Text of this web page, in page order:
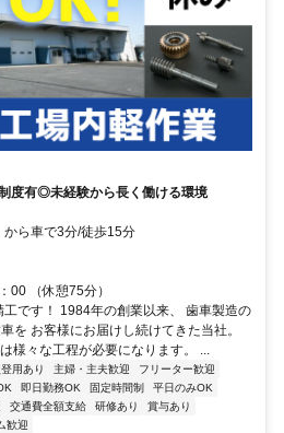
度有◎未経験から長く働ける環境
ら車で3分/徒歩15分
00 （休憩75分）
です！ 1984年の創業以来、 歯車製造の
を お客様にお届けし続けてきた当社。
様々な工程が必要になります。 ...
用あり 主婦・主夫歓迎
フリーター歓迎
即日勤務OK 固定時間制
平日のみOK
交通費全額支給 研修あり
賞与あり
歓迎